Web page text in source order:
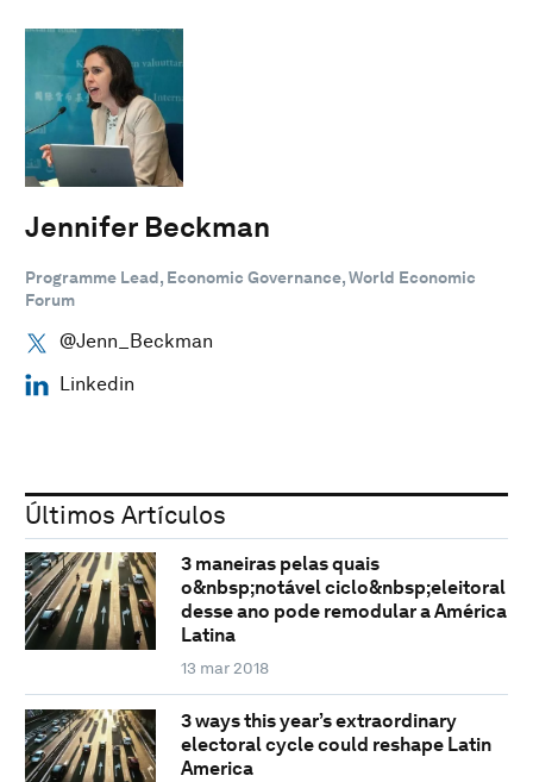
Jennifer Beckman
Programme Lead, Economic Governance, World Economic
Forum
@Jenn_Beckman
Linkedin
Últimos Artículos
3 maneiras pelas quais
o&nbsp;notável ciclo&nbsp;eleitoral
desse ano pode remodular a América
Latina
13 mar 2018
3 ways this year’s extraordinary
electoral cycle could reshape Latin
America